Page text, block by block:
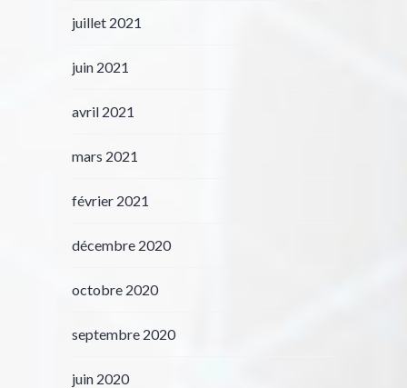
juillet 2021
juin 2021
avril 2021
mars 2021
février 2021
décembre 2020
octobre 2020
septembre 2020
juin 2020